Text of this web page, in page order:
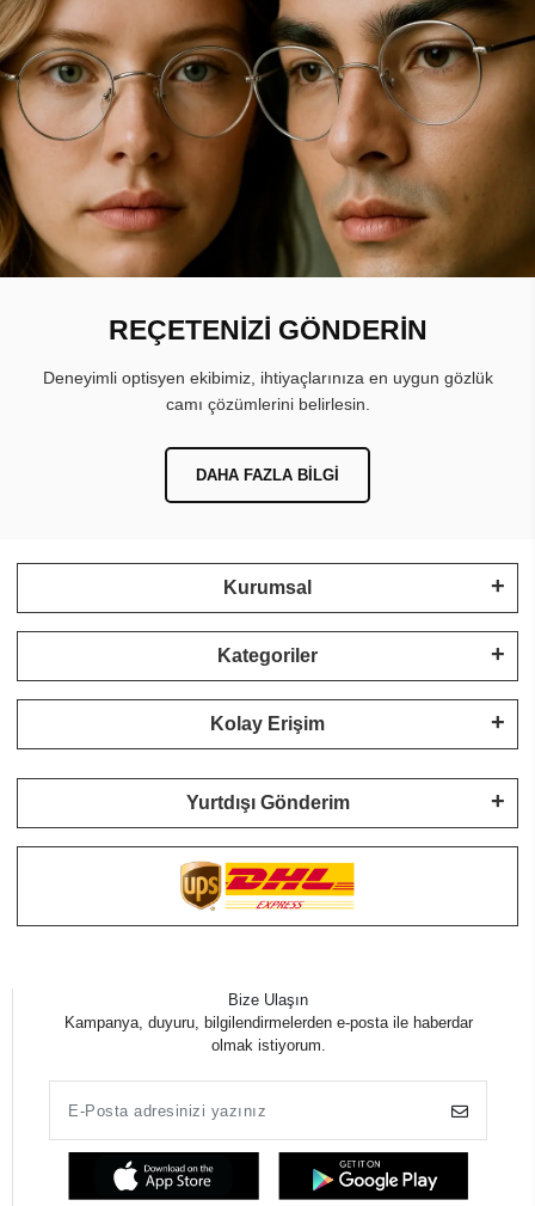
REÇETENİZİ GÖNDERİN
Deneyimli optisyen ekibimiz, ihtiyaçlarınıza en uygun gözlük
camı çözümlerini belirlesin.
DAHA FAZLA BILGI
Kurumsal
Kategoriler
Kolay Erişim
Yurtdışı Gönderim
Bize Ulaşın
Kampanya, duyuru, bilgilendirmelerden e-posta ile haberdar
olmak istiyorum.